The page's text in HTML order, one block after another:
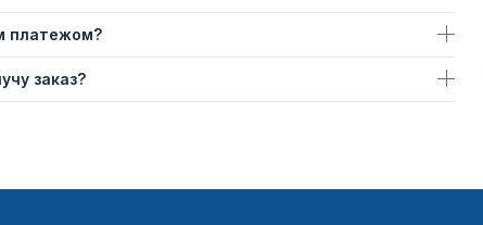
платежом?
заказ?